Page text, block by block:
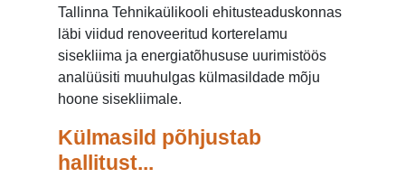
Tallinna Tehnikaülikooli ehitusteaduskonnas
läbi viidud renoveeritud korterelamu
sisekliima ja energiatõhususe uurimistöös
analüüsiti muuhulgas külmasildade mõju
hoone sisekliimale.
Külmasild põhjustab
hallitust...